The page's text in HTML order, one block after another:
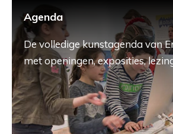
Agenda
De volledige kunstagenda van
met openingen, exposities,